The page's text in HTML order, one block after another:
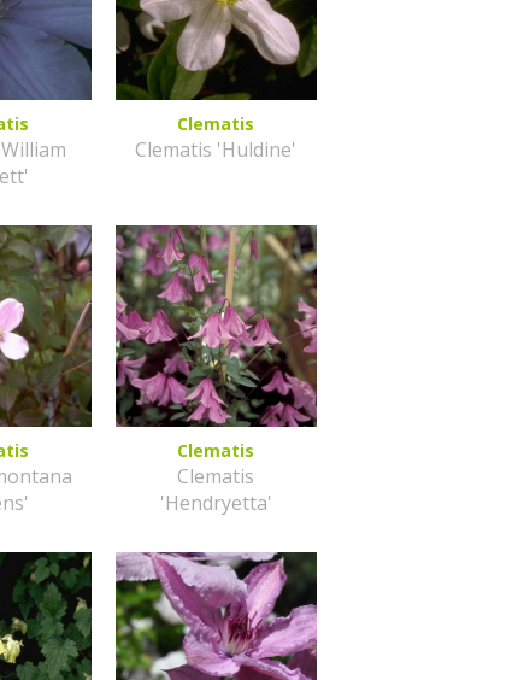
Clematis
Clematis 'Huldine'
Clematis
Clematis
'Hendryetta'